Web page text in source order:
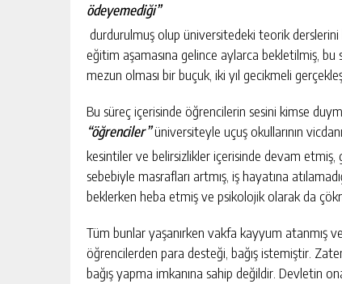
ödeyemediği”
durdurulmuş olup üniversitedeki teorik
eğitim aşamasına gelince aylarca bekletilmiş,
mezun olması bir buçuk, iki yıl gecikmeli
Bu süreç içerisinde öğrencilerin sesini kimse
“öğrenciler”üniversiteyle uçuş okullarının
kesintiler ve belirsizlikler içerisinde devam etmiş,
sebebiyle masrafları artmış, iş hayatına
beklerken heba etmiş ve psikolojik olarak da
Tüm bunlar yaşanırken vakfa kayyum atanmış
öğrencilerden para desteği, bağış istemiştir.
bağış yapma imkanına sahip değildir. Devletin